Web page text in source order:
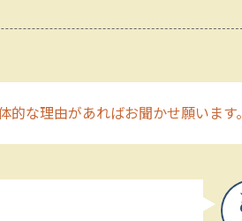
な理由があればお聞かせ願います。